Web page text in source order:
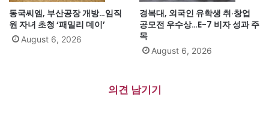
동국씨엠, 부산공장 개방…임직
원 자녀 초청 ‘패밀리 데이’
August 6, 2026
경복대, 외국인 유학생 취·창업
공모전 우수상…E-7 비자 성과 주
목
August 6, 2026
의견 남기기